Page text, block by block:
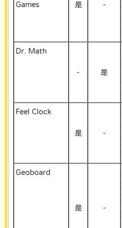
Games
是 -
Dr. Math
- 是
Feel Clock
是 -
Geoboard
是 -